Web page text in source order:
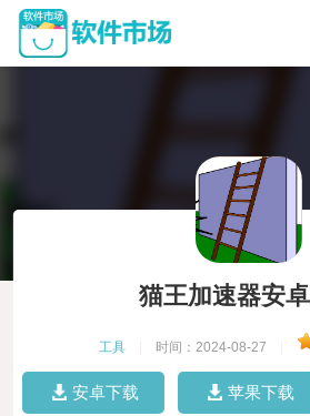
猫王加速器安
工具 时间：2024-08-27
安卓下载 苹果下载